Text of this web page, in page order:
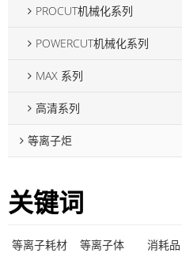
PROCUT机械化系列
POWERCUT机械化系列
MAX 系列
高清系列
等离子炬
关键词
等离子耗材 等离子体 消耗品